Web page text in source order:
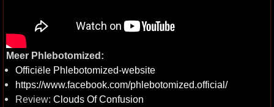
Meer Phlebotomized:
Officiële Phlebotomized-website
https://www.facebook.com/phlebotomized.official/
Review: Clouds Of Confusion